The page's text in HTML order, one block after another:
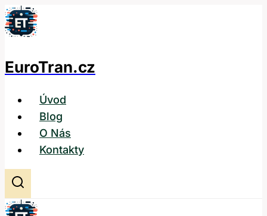
Přeskočit
na
EuroTran.cz
Úvod
Blog
O Nás
Kontakty